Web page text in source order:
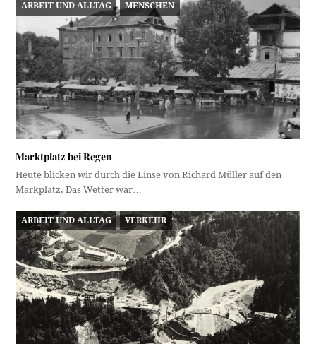
ARBEIT UND ALLTAG MENSCHEN
Marktplatz bei Regen
Heute blicken wir durch die Linse von Richard Müller auf den
Markplatz. Das Wetter war…
ARBEIT UND ALLTAG VERKEHR